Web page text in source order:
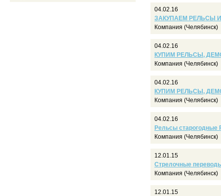
04.02.16
ЗАКУПАЕМ РЕЛЬСЫ
Компания (Челябинск)
04.02.16
КУПИМ РЕЛЬСЫ,
Компания (Челябинск)
04.02.16
КУПИМ РЕЛЬСЫ,
Компания (Челябинск)
04.02.16
Рельсы старогодные
Компания (Челябинск)
12.01.15
Стрелочные
Компания (Челябинск)
12.01.15